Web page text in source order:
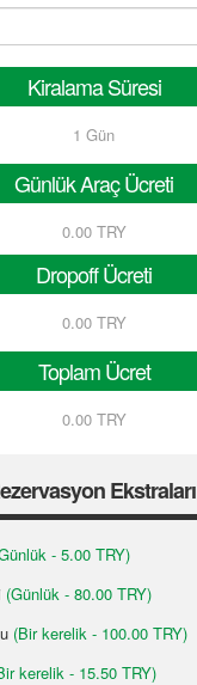
Kiralama Süresi
1 Gün
Günlük Araç Ücreti
0.00 TRY
Dropoff Ücreti
0.00 TRY
Toplam Ücret
0.00 TRY
Ekstraları
- 5.00 TRY)
(Günlük - 80.00 TRY)
(Bir kerelik - 100.00 TRY)
kerelik - 15.50 TRY)